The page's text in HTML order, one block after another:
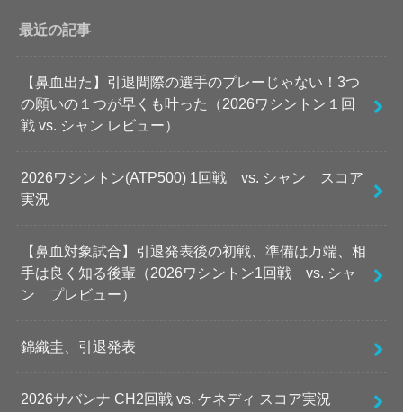
最近の記事
【鼻血出た】引退間際の選手のプレーじゃない！3つ
の願いの１つが早くも叶った（2026ワシントン１回
戦 vs. シャン レビュー）
2026ワシントン(ATP500) 1回戦 vs. シャン スコア
実況
【鼻血対象試合】引退発表後の初戦、準備は万端、相
手は良く知る後輩（2026ワシントン1回戦 vs. シャ
ン プレビュー）
錦織圭、引退発表
2026サバンナ CH2回戦 vs. ケネディ スコア実況